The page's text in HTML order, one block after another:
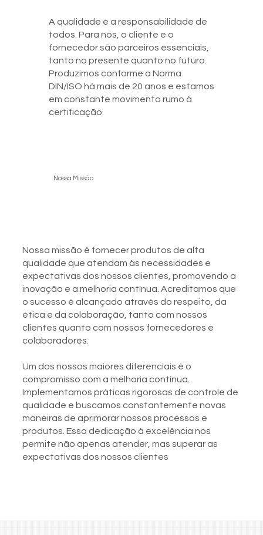
A qualidade é a responsabilidade de
todos. Para nós, o cliente e o
fornecedor são parceiros essenciais,
tanto no presente quanto no futuro.
Produzimos conforme a Norma
DIN/ISO há mais de 20 anos e estamos
em constante movimento rumo à
certificação.
Nossa Missão
Nossa missão é fornecer produtos de alta
qualidade que atendam às necessidades e
expectativas dos nossos clientes, promovendo a
inovação e a melhoria contínua. Acreditamos que
o sucesso é alcançado através do respeito, da
ética e da colaboração, tanto com nossos
clientes quanto com nossos fornecedores e
colaboradores.
Um dos nossos maiores diferenciais é o
compromisso com a melhoria contínua.
Implementamos práticas rigorosas de controle de
qualidade e buscamos constantemente novas
maneiras de aprimorar nossos processos e
produtos. Essa dedicação à excelência nos
permite não apenas atender, mas superar as
expectativas dos nossos clientes